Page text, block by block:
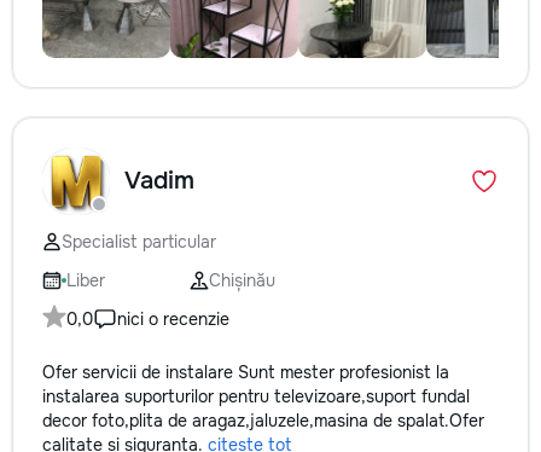
Vadim
Specialist particular
Liber
Chișinău
0,0
nici o recenzie
Ofer servicii de instalare Sunt mester profesionist la
instalarea suporturilor pentru televizoare,suport fundal
decor foto,plita de aragaz,jaluzele,masina de spalat.Ofer
calitate si siguranta. citește tot